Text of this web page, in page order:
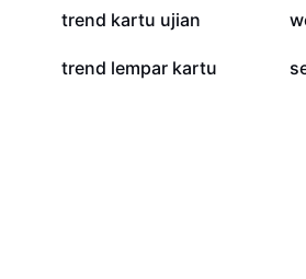
17,6 rb
trend kartu ujian
587
trend lempar kartu